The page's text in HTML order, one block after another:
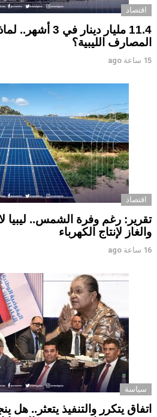
اقتصاد
11.4 مليار
المصارف الليبية؟
15 ساعة ago
اقتصاد
تقرير: رغم وفرة الشمس.. ليبيا
والغاز لإنتاج الكهرباء
16 ساعة ago
سياسة